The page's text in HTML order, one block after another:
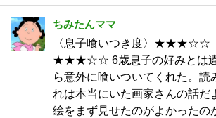
ちみたんママ
〈息子喰いつき度〉★★★☆☆
★★★☆☆ 6歳息子の好みとは違
ら意外に喰いついてくれた。読
れは本当にいた画家さんの話だ
絵をまず見せたのがよかったの